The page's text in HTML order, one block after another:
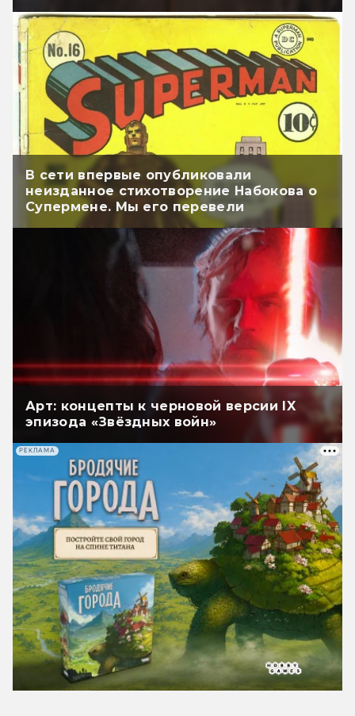
В сети впервые опубликовали
неизданное стихотворение Набокова о
Супермене. Мы его перевели
Арт: концепты к черновой версии IX
эпизода «Звёздных войн»
РЕКЛАМА